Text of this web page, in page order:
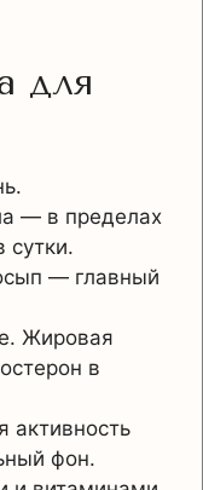
для
— в пределах
сутки.
— главный
Жировая
в
активность
фон.